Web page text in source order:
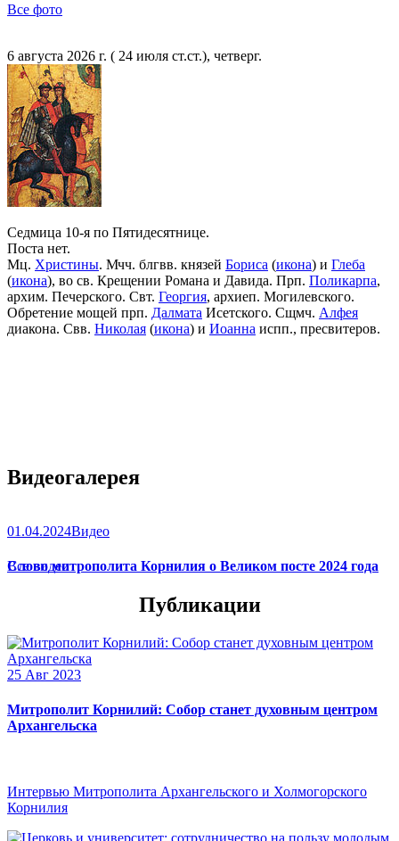
Все фото
6 августа 2026 г. ( 24 июля ст.ст.), четверг.
Седмица 10-я по Пятидесятнице.
Поста нет.
Мц. Христины. Мчч. блгвв. князей Бориса (икона) и Глеба
(икона), во св. Крещении Романа и Давида. Прп. Поликарпа,
архим. Печерского. Свт. Георгия, архиеп. Могилевского.
Обретение мощей прп. Далмата Исетского. Сщмч. Алфея
диакона. Свв. Николая (икона) и Иоанна испп., пресвитеров.
Видеогалерея
01.04.2024Видео
Слово митрополита Корнилия о Великом посте 2024 года
Все видео
Публикации
25 Авг 2023
Митрополит Корнилий: Собор станет духовным центром
Архангельска
Интервью Митрополита Архангельского и Холмогорского
Корнилия